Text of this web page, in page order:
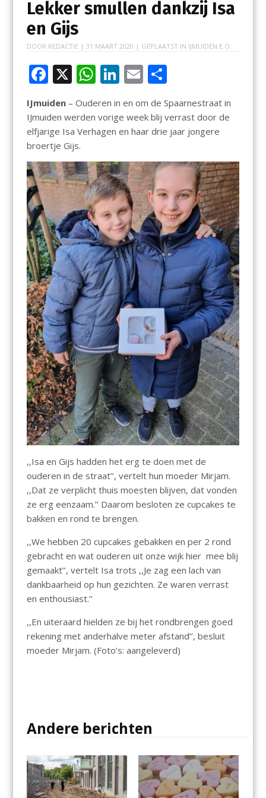
Lekker smullen dankzij Isa
en Gijs
DOOR REDACTIE | 31 MAART 2020 | GEPLAATST IN IJMUIDEN E.O.
F
ac
e
b
o
o
k
X W
at
s
p
p
Li
k
e
n
E
m
ai
l
D
e
n
IJmuiden– Ouderen in en om de Spaarnestraat in
IJmuiden werden vorige week blij verrast door de
elfjarige Isa Verhagen en haar drie jaar jongere
broertje Gijs.
,,Isa en Gijs hadden het erg te doen met de
ouderen in de straat’’, vertelt hun moeder Mirjam.
,,Dat ze verplicht thuis moesten blijven, dat vonden
ze erg eenzaam.’’ Daarom besloten ze cupcakes te
bakken en rond te brengen.
,,We hebben 20 cupcakes gebakken en per 2 rond
gebracht en wat ouderen uit onze wijk hier mee blij
gemaakt’’, vertelt Isa trots ,,Je zag een lach van
dankbaarheid op hun gezichten. Ze waren verrast
en enthousiast.’’
,,En uiteraard hielden ze bij het rondbrengen goed
rekening met anderhalve meter afstand’’, besluit
moeder Mirjam. (Foto’s: aangeleverd)
Andere berichten